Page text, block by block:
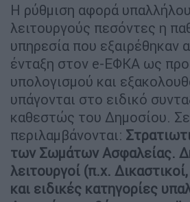
Η ρύθμιση αφορά
λειτουργούς πεσόντες η
υπηρεσία που εξαιρέθηκαν
ένταξη στον e-ΕΦΚΑ ως
υπολογισμού και
υπάγονται στο ειδικό
καθεστώς του Δημοσίου.
περιλαμβάνονται:
των Σωμάτων Ασφαλείας.
λειτουργοί (π.χ.
και ειδικές κατηγορίες